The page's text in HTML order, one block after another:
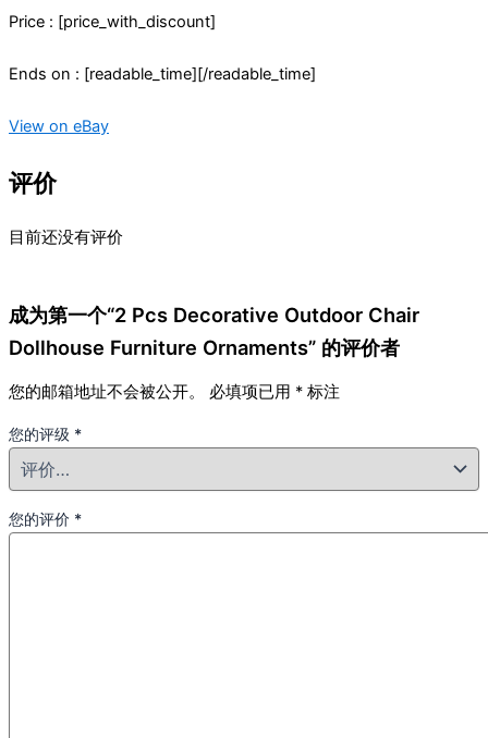
Price : [price_with_discount]
Ends on : [readable_time][/readable_time]
View on eBay
评价
目前还没有评价
成为第一个“2 Pcs Decorative Outdoor Chair
Dollhouse Furniture Ornaments” 的评价者
您的邮箱地址不会被公开。 必填项已用 * 标注
您的评级 *
您的评价 *